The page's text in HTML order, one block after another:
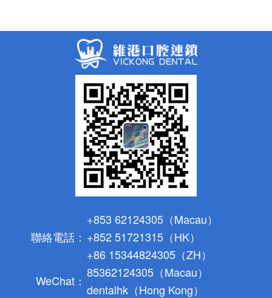
聯絡電話：
+853 62124305（Macau）
+852 51721315（HK）
+86 15344824305（ZH）
WeChat：
85362124305（Macau）
dentalhk（Hong Kong）